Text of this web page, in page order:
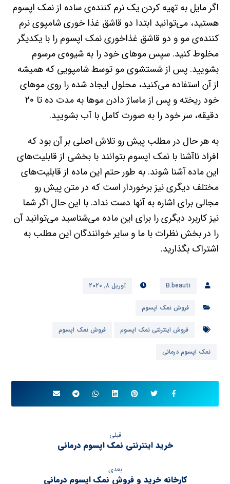
اگر مایل به تهیه کردن یک نرم کننده‌ی ساده از نمک اپسوم
هستید، می‌توانید ابتدا دو قاشق غذا خوری شامپوی نرم
کننده‌ی مو و دو قاشق غذاخوری نمک اپسوم را با یکدیگر
مخلوط کنید. سپس موهای خود را به شیوه‌ی مرسوم
بشویید. پس از شستشوی مو توسط شامپویی که همیشه
از آن استفاده می‌کنید، محلول ایجاد شده را روی موهای
خود ریخته و پس از ماساژ دادن موها به مدت ده تا ۲۰
دقیقه، سر خود را به صورت کامل با آب بشویید.
به هر حال در مطلب پیش رو تلاش اصلی بر آن بود که
افراد ناآشنا با نمک اپسوم بتوانند با بخشی از قابلیت‌های
این ماده آشنا شوند. به طور حتم این ماده از قابلیت‌های
مختلف دیگری نیز برخوردار است که در متن پیش رو
مجالی برای اشاره به آنها دست نداد. با این حال اگر شما
نیز کاربرد دیگری را برای این ماده می‌شناسید می‌توانید آن
را در بخش نظرات با ما و سایر خوانندگان این مطلب به
اشتراک بگذارید.
B.beauti آوریل ۸, ۲۰۲۰
فروش نمک اپسوم
فروش اینترنتی نمک اپسوم فروش نمک اپسوم
نمک اپسوم درمانی
قبلی
خرید اینترنتی نمک اپسوم درمانی
بعدی
کارخانه خرید و فروش نمک اپسوم درمانی